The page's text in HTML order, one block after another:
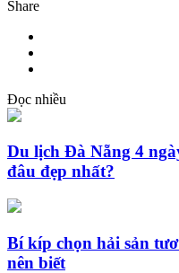
Share
Đọc nhiều
Du lịch Đà Nẵng 4
đâu đẹp nhất?
Bí kíp chọn hải sản
nên biết